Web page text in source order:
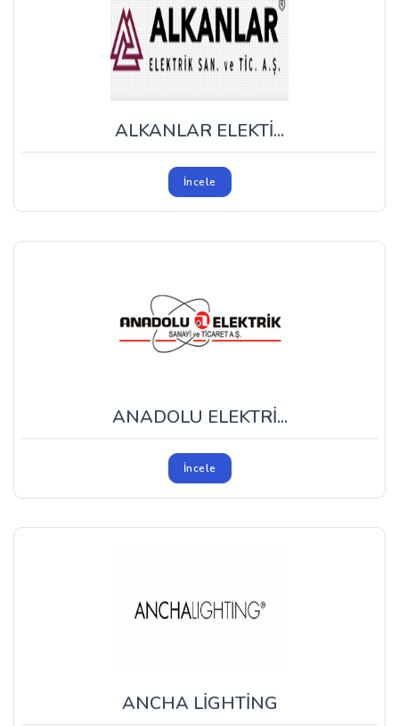
ALKANLAR ELEKTİ...
İncele
ANADOLU ELEKTRİ...
İncele
ANCHA LİGHTİNG